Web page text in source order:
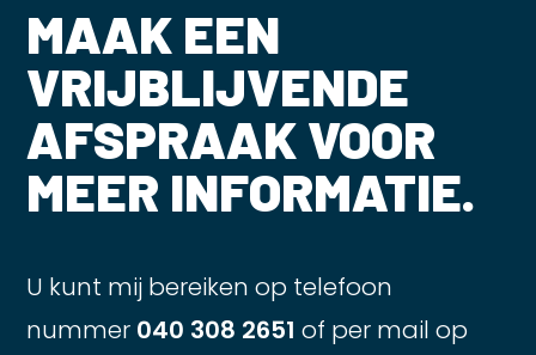
MAAK EEN
VRIJBLIJVENDE
AFSPRAAK VOOR
MEER INFORMATIE.
U kunt mij bereiken op telefoon
nummer 040 308 2651 of per mail op